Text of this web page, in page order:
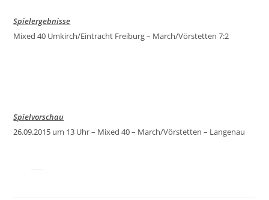
Spielergebnisse
Mixed 40 Umkirch/Eintracht Freiburg – March/Vörstetten 7:2
Spielvorschau
26.09.2015 um 13 Uhr – Mixed 40 – March/Vörstetten – Langenau